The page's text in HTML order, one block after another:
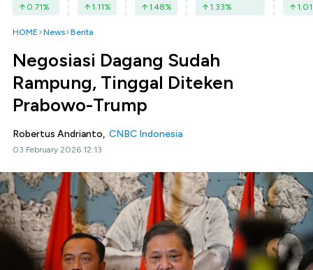
0.71% 1.11% 1.48% 1.33% 1.01
HOME News Berita
Negosiasi Dagang Sudah
Rampung, Tinggal Diteken
Prabowo-Trump
Robertus Andrianto, CNBC Indonesia
03 February 2026 12:13